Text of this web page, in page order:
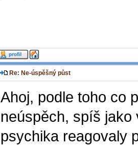
Re: Ne-úspěšný půst
Ahoj, podle toho co
neúspěch, spíš jako
psychika reagovaly